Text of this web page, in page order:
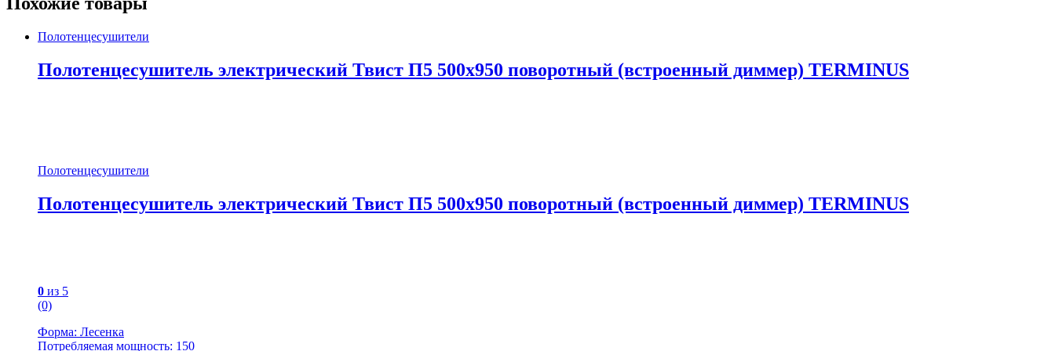
Полотенцесушители
Полотенцесушитель электрический Твист П5 500х950 поворотный (встроенный диммер) TERMINUS
Полотенцесушители
Полотенцесушитель электрический Твист П5 500х950 поворотный (встроенный диммер) TERMINUS
0 из 5
(0)
Форма: Лесенка
Потребляемая мощность: 150